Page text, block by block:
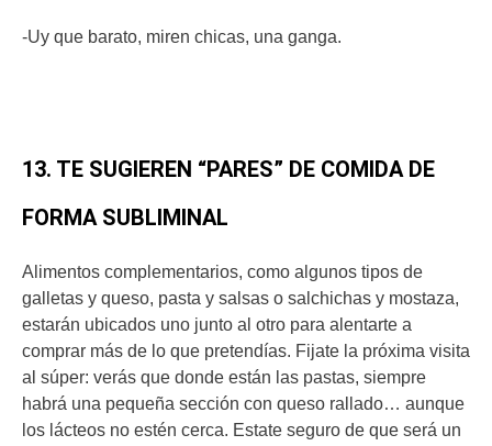
-Uy que barato, miren chicas, una ganga.
13. TE SUGIEREN “PARES” DE COMIDA DE
FORMA SUBLIMINAL
Alimentos complementarios, como algunos tipos de
galletas y queso, pasta y salsas o salchichas y mostaza,
estarán ubicados uno junto al otro para alentarte a
comprar más de lo que pretendías. Fijate la próxima visita
al súper: verás que donde están las pastas, siempre
habrá una pequeña sección con queso rallado… aunque
los lácteos no estén cerca. Estate seguro de que será un